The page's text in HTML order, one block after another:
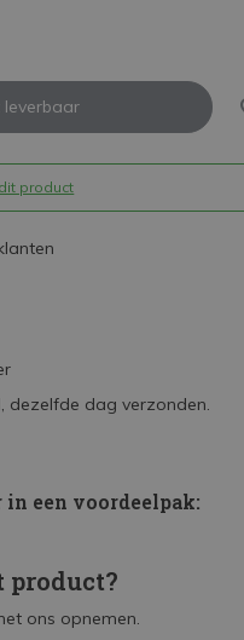
leverbaar
product
dezelfde dag verzonden.
een voordeelpak:
product?
ons opnemen.